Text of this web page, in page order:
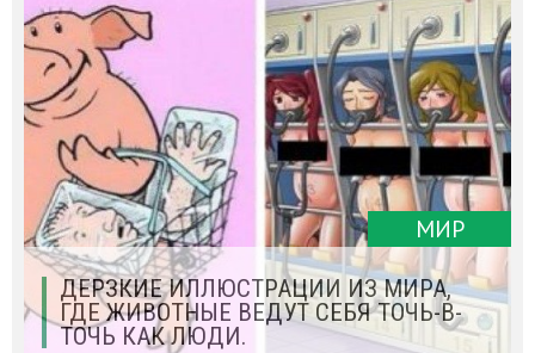
МИР
ДЕРЗКИЕ ИЛЛЮСТРАЦИИ ИЗ МИРА,
ГДЕ ЖИВОТНЫЕ ВЕДУТ СЕБЯ ТОЧЬ-В-
ТОЧЬ КАК ЛЮДИ.